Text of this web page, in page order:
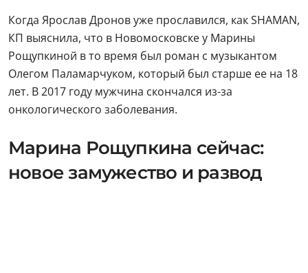
Когда Ярослав Дронов уже прославился, как SHAMAN,
КП выяснила, что в Новомосковске у Марины
Рощупкиной в то время был роман с музыкантом
Олегом Паламарчуком, который был старше ее на 18
лет. В 2017 году мужчина скончался из-за
онкологического заболевания.
Марина Рощупкина сейчас:
новое замужество и развод